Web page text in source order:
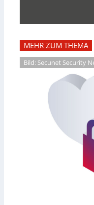
MEHR ZUM THEMA
Bild: Secunet Security